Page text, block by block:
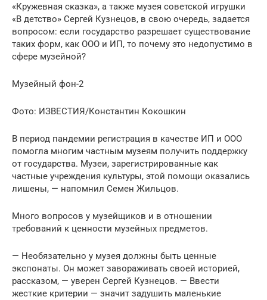
«Кружевная сказка», а также музея советской игрушки
«В детство» Сергей Кузнецов, в свою очередь, задается
вопросом: если государство разрешает существование
таких форм, как ООО и ИП, то почему это недопустимо в
сфере музейной?
Музейный фон-2
Фото: ИЗВЕСТИЯ/Константин Кокошкин
В период пандемии регистрация в качестве ИП и ООО
помогла многим частным музеям получить поддержку
от государства. Музеи, зарегистрированные как
частные учреждения культуры, этой помощи оказались
лишены, — напомнил Семен Жильцов.
Много вопросов у музейщиков и в отношении
требований к ценности музейных предметов.
— Необязательно у музея должны быть ценные
экспонаты. Он может завораживать своей историей,
рассказом, — уверен Сергей Кузнецов. — Ввести
жесткие критерии — значит задушить маленькие